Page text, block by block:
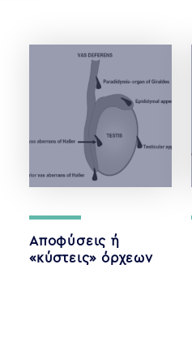
Αποφύσεις ή
«κύστεις» όρχεων